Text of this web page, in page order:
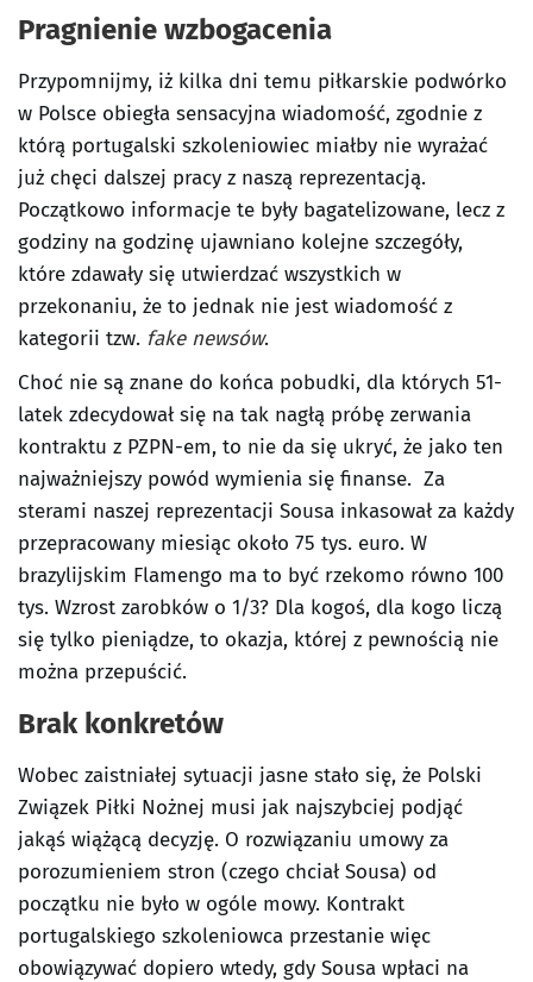
Pragnienie wzbogacenia
Przypomnijmy, iż kilka dni temu piłkarskie podwórko
w Polsce obiegła sensacyjna wiadomość, zgodnie z
którą portugalski szkoleniowiec miałby nie wyrażać
już chęci dalszej pracy z naszą reprezentacją.
Początkowo informacje te były bagatelizowane, lecz z
godziny na godzinę ujawniano kolejne szczegóły,
które zdawały się utwierdzać wszystkich w
przekonaniu, że to jednak nie jest wiadomość z
kategorii tzw. fake newsów.
Choć nie są znane do końca pobudki, dla których 51-
latek zdecydował się na tak nagłą próbę zerwania
kontraktu z PZPN-em, to nie da się ukryć, że jako ten
najważniejszy powód wymienia się finanse. Za
sterami naszej reprezentacji Sousa inkasował za każdy
przepracowany miesiąc około 75 tys. euro. W
brazylijskim Flamengo ma to być rzekomo równo 100
tys. Wzrost zarobków o 1/3? Dla kogoś, dla kogo liczą
się tylko pieniądze, to okazja, której z pewnością nie
można przepuścić.
Brak konkretów
Wobec zaistniałej sytuacji jasne stało się, że Polski
Związek Piłki Nożnej musi jak najszybciej podjąć
jakąś wiążącą decyzję. O rozwiązaniu umowy za
porozumieniem stron (czego chciał Sousa) od
początku nie było w ogóle mowy. Kontrakt
portugalskiego szkoleniowca przestanie więc
obowiązywać dopiero wtedy, gdy Sousa wpłaci na